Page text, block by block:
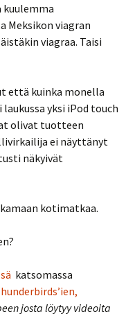
kuulemma
Meksikon viagran
viagraa. Taisi
että kuinka monella
yksi iPod touch
olivat tuotteen
ei näyttänyt
näkyivät
kotimatkaa.
katsomassa
josta löytyy videoita